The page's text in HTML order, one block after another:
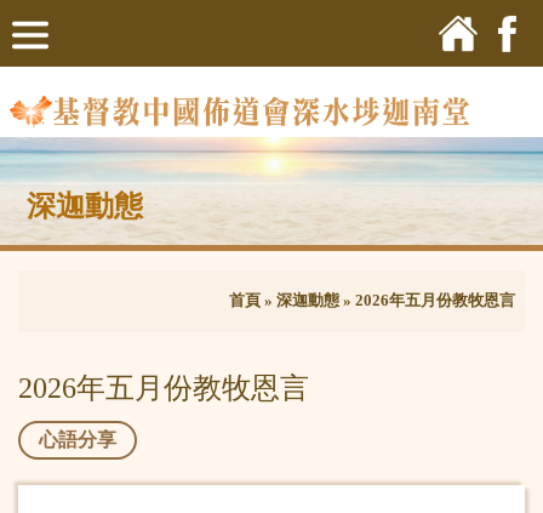
深迦動態
首頁 » 深迦動態 » 2026年五月份教牧恩言
2026年五月份教牧恩言
心語分享